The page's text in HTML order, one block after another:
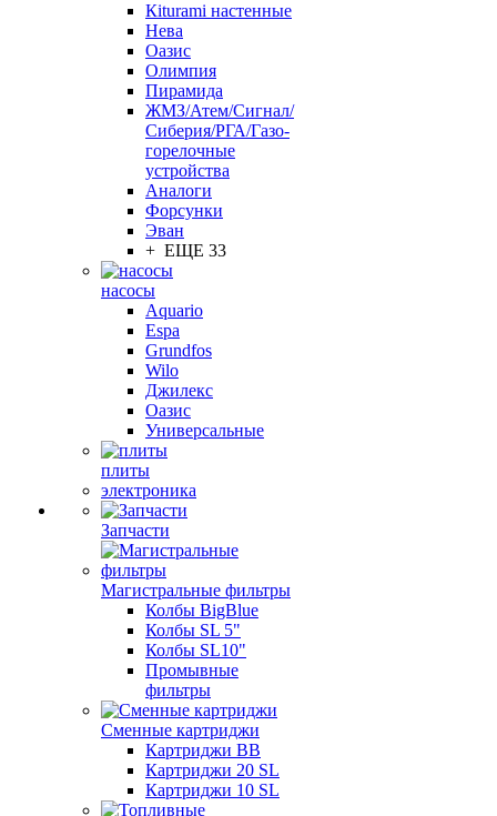
Кiturami настенные
Нева
Оазис
Олимпия
Пирамида
ЖМЗ/Атем/Сигнал/
Сиберия/РГА/Газо-
горелочные
устройства
Aналоги
Форсунки
Эван
+ ЕЩЕ 33
насосы
Aquario
Espa
Grundfos
Wilo
Джилекс
Оазис
Универсальные
плиты
электроника
Запчасти
Магистральные фильтры
Колбы BigBlue
Колбы SL 5"
Колбы SL10"
Промывные
фильтры
Сменные картриджи
Картриджи BB
Картриджи 20 SL
Картриджи 10 SL